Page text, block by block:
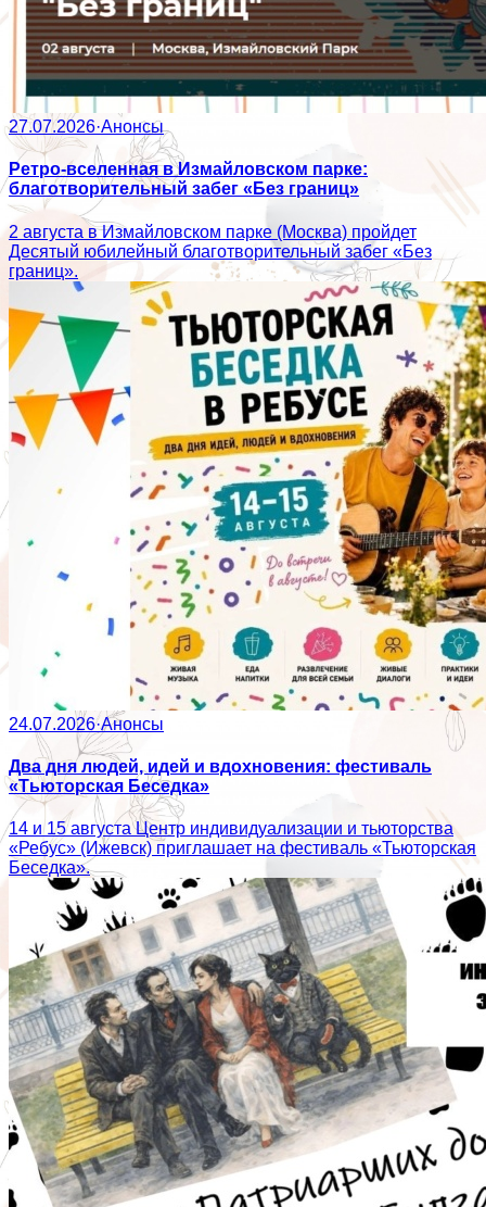
27.07.2026·Анонсы
Ретро-вселенная в Измайловском парке:
благотворительный забег «Без границ»
2 августа в Измайловском парке (Москва) пройдет
Десятый юбилейный благотворительный забег «Без
границ».
24.07.2026·Анонсы
Два дня людей, идей и вдохновения: фестиваль
«Тьюторская Беседка»
14 и 15 августа Центр индивидуализации и тьюторства
«Ребус» (Ижевск) приглашает на фестиваль «Тьюторская
Беседка».